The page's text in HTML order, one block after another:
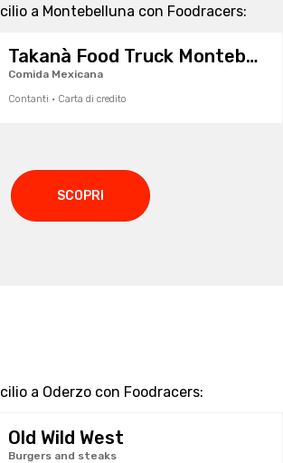
a Montebelluna con Foodracers:
Takanà Food Truck Montebelluna
Comida Mexicana
Contanti · Carta di credito
SCOPRI
a Oderzo con Foodracers:
Old Wild West
Burgers and steaks